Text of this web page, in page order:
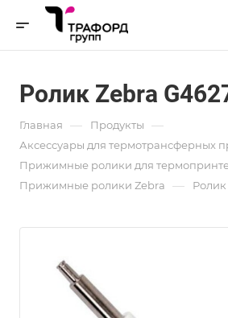
Ролик Zebra
Главная — Продукты —
Аксессуары для термотрансферных
Прижимные ролики для
Прижимные ролики Zebra — Ролик